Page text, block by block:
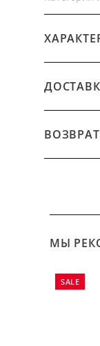
ВОЗВРАТ
МЫ
SALE